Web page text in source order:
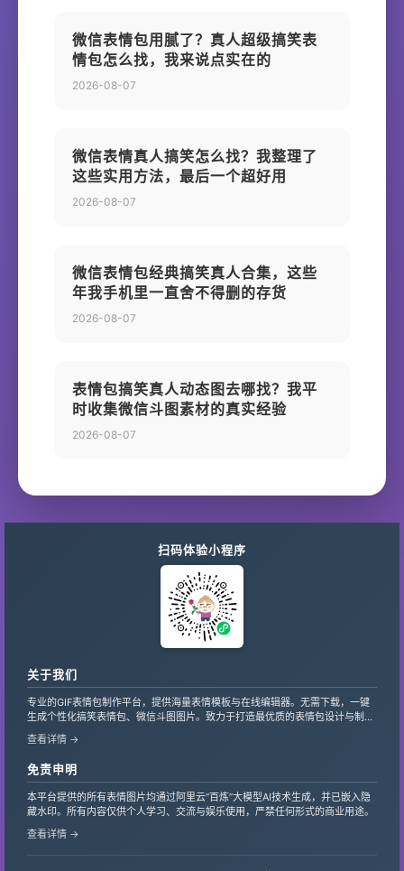
微信表情包用腻了？真人超级搞笑表
情包怎么找，我来说点实在的
2026-08-07
微信表情真人搞笑怎么找？我整理了
这些实用方法，最后一个超好用
2026-08-07
微信表情包经典搞笑真人合集，这些
年我手机里一直舍不得删的存货
2026-08-07
表情包搞笑真人动态图去哪找？我平
时收集微信斗图素材的真实经验
2026-08-07
扫码体验小程序
关于我们
专业的GIF表情包制作平台，提供海量表情模板与在线编辑器。无需下载，一键
生成个性化搞笑表情包、微信斗图图片。致力于打造最优质的表情包设计与制作
服务，支持自定义文字、贴纸，让创意轻松变现。
查看详情 →
免责申明
本平台提供的所有表情图片均通过阿里云“百炼”大模型AI技术生成，并已嵌入隐
藏水印。所有内容仅供个人学习、交流与娱乐使用，严禁任何形式的商业用途。
查看详情 →